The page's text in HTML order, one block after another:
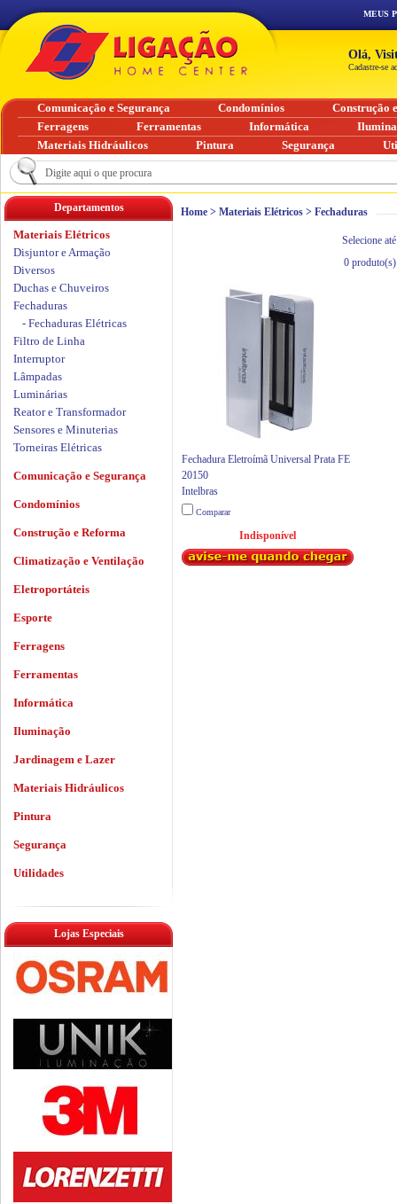
Home > Materiais Elétricos > Fechaduras
Selecione
0produto(s)
Fechadura Eletroímã Universal Prata FE
20150
Intelbras
Comparar
Indisponível
Departamentos
Materiais Elétricos
Disjuntor e Armação
Diversos
Duchas e Chuveiros
Fechaduras
- Fechaduras Elétricas
Filtro de Linha
Interruptor
Lâmpadas
Luminárias
Reator e Transformador
Sensores e Minuterias
Torneiras Elétricas
Comunicação e Segurança
Condomínios
Construção e Reforma
Climatização e Ventilação
Eletroportáteis
Esporte
Ferragens
Ferramentas
Informática
Iluminação
Jardinagem e Lazer
Materiais Hidráulicos
Pintura
Segurança
Utilidades
Lojas Especiais
MEUS
Olá,
Cadastre-se
Comunicação e Segurança Condomínios
Construção
Ferragens
Ferramentas Informática
Materiais Hidráulicos
Pintura Segurança